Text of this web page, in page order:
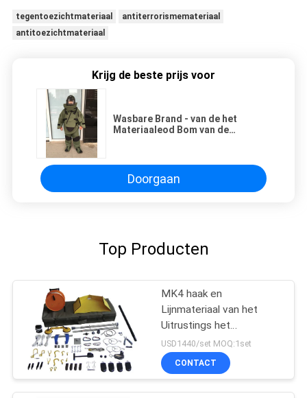
tegentoezichtmateriaal
antiterrorismemateriaal
antitoezichtmateriaal
Krijg de beste prijs voor
Wasbare Brand - van de het
Materiaaleod Bom van de
Kostuumbackbone
Doorgaan
Top Producten
MK4 haak en
Lijnmateriaal van het
Uitrustings het
Tegenterrorisme voor
Handvat Verdacht
Explosief
USD1440/set MOQ:1set
CONTACT